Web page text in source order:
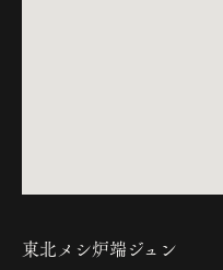
東北メシ炉端ジュン